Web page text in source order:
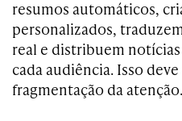
resumos automáticos,
personalizados,
real e distribuem
cada audiência. Isso
fragmentação da atenção.